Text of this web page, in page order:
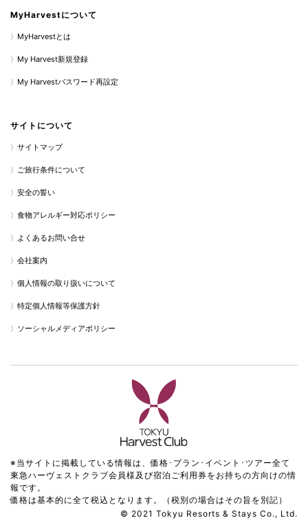
MyHarvestについて
MyHarvestとは
My Harvest新規登録
My Harvestパスワード再設定
サイトについて
サイトマップ
ご旅行条件について
安全の誓い
食物アレルギー対応ポリシー
よくあるお問い合せ
会社案内
個人情報の取り扱いについて
特定個人情報等保護方針
ソーシャルメディアポリシー
※当サイトに掲載している情報は、価格･プラン･イベント･ツアー全て
東急ハーヴェストクラブ会員様及び宿泊ご利用券をお持ちの方向けの情
報です。
価格は基本的に全て税込となります。（税別の場合はその旨を別記）
© 2021 Tokyu Resorts & Stays Co., Ltd.